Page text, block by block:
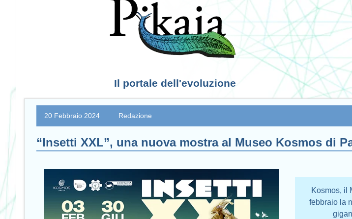
Il portale dell'evoluzione
20 Febbraio 2024 Redazione
“Insetti XXL”, una nuova mostra al Museo Kosmos di
Kosmos, il
febbraio la